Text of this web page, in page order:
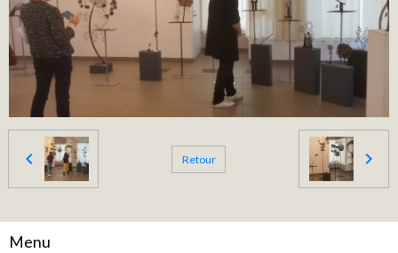
Retour
Menu